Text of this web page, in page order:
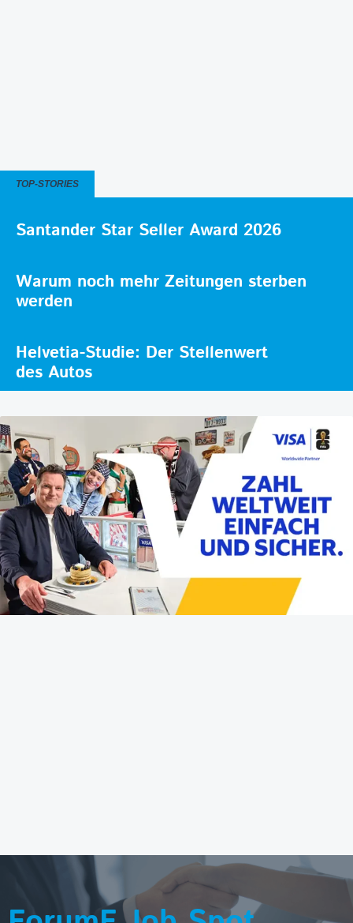
TOP-STORIES
Santander Star Seller Award 2026
Warum noch mehr Zeitungen sterben
werden
Helvetia-Studie: Der Stellenwert
des Autos